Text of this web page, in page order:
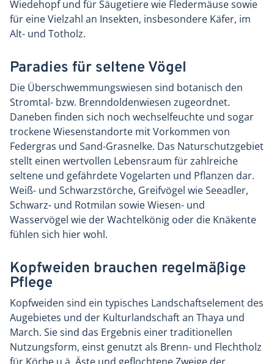
Wiedehopf und für Säugetiere wie Fledermäuse sowie
für eine Vielzahl an Insekten, insbesondere Käfer, im
Alt- und Totholz.
Paradies für seltene Vögel
Die Überschwemmungswiesen sind botanisch den
Stromtal- bzw. Brenndoldenwiesen zugeordnet.
Daneben finden sich noch wechselfeuchte und sogar
trockene Wiesenstandorte mit Vorkommen von
Federgras und Sand-Grasnelke. Das Naturschutzgebiet
stellt einen wertvollen Lebensraum für zahlreiche
seltene und gefährdete Vogelarten und Pflanzen dar.
Weiß- und Schwarzstörche, Greifvögel wie Seeadler,
Schwarz- und Rotmilan sowie Wiesen- und
Wasservögel wie der Wachtelkönig oder die Knäkente
fühlen sich hier wohl.
Kopfweiden brauchen regelmäßige
Pflege
Kopfweiden sind ein typisches Landschaftselement des
Augebietes und der Kulturlandschaft an Thaya und
March. Sie sind das Ergebnis einer traditionellen
Nutzungsform, einst genutzt als Brenn- und Flechtholz